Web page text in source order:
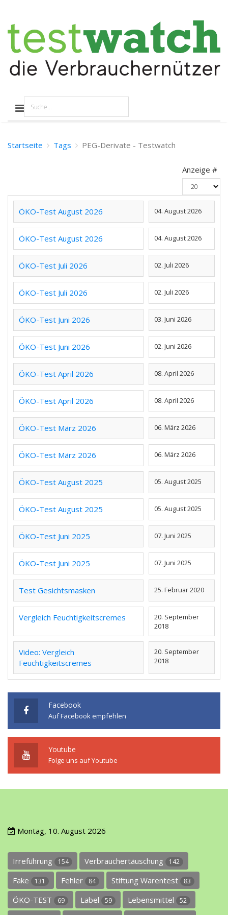
Startseite Tags PEG-Derivate - Testwatch
Anzeige #
ÖKO-Test August 2026 04. August 2026
ÖKO-Test August 2026 04. August 2026
ÖKO-Test Juli 2026 02. Juli 2026
ÖKO-Test Juli 2026 02. Juli 2026
ÖKO-Test Juni 2026 03. Juni 2026
ÖKO-Test Juni 2026 02. Juni 2026
ÖKO-Test April 2026 08. April 2026
ÖKO-Test April 2026 08. April 2026
ÖKO-Test März 2026 06. März 2026
ÖKO-Test März 2026 06. März 2026
ÖKO-Test August 2025 05. August 2025
ÖKO-Test August 2025 05. August 2025
ÖKO-Test Juni 2025 07. Juni 2025
ÖKO-Test Juni 2025 07. Juni 2025
Test Gesichtsmasken 25. Februar 2020
Vergleich Feuchtigkeitscremes
20. September
2018
Video: Vergleich
Feuchtigkeitscremes
20. September
2018
Facebook
Auf Facebook empfehlen
Youtube
Folge uns auf Youtube
Montag, 10. August 2026
Irreführung 154 Verbrauchertäuschung 142
Fake 131 Fehler 84 Stiftung Warentest 83
ÖKO-TEST 69 Label 59 Lebensmittel 52